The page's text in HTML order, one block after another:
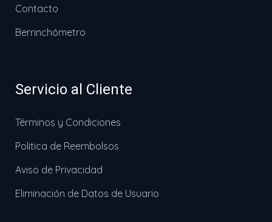
Contacto
Berrinchómetro
Servicio al Cliente
Términos y Condiciones
Politica de Reembolsos
Aviso de Privacidad
Eliminación de Datos de Usuario